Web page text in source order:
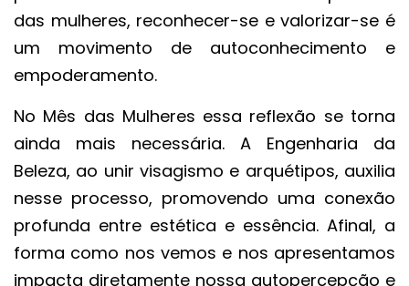
das mulheres, reconhecer-se e valorizar-se é
um movimento de autoconhecimento e
empoderamento.
No Mês das Mulheres essa reflexão se torna
ainda mais necessária. A Engenharia da
Beleza, ao unir visagismo e arquétipos, auxilia
nesse processo, promovendo uma conexão
profunda entre estética e essência. Afinal, a
forma como nos vemos e nos apresentamos
impacta diretamente nossa autopercepção e